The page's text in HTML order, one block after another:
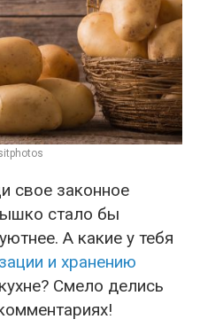
свое законное
стало бы
А какие у тебя
и хранению
Смело делись